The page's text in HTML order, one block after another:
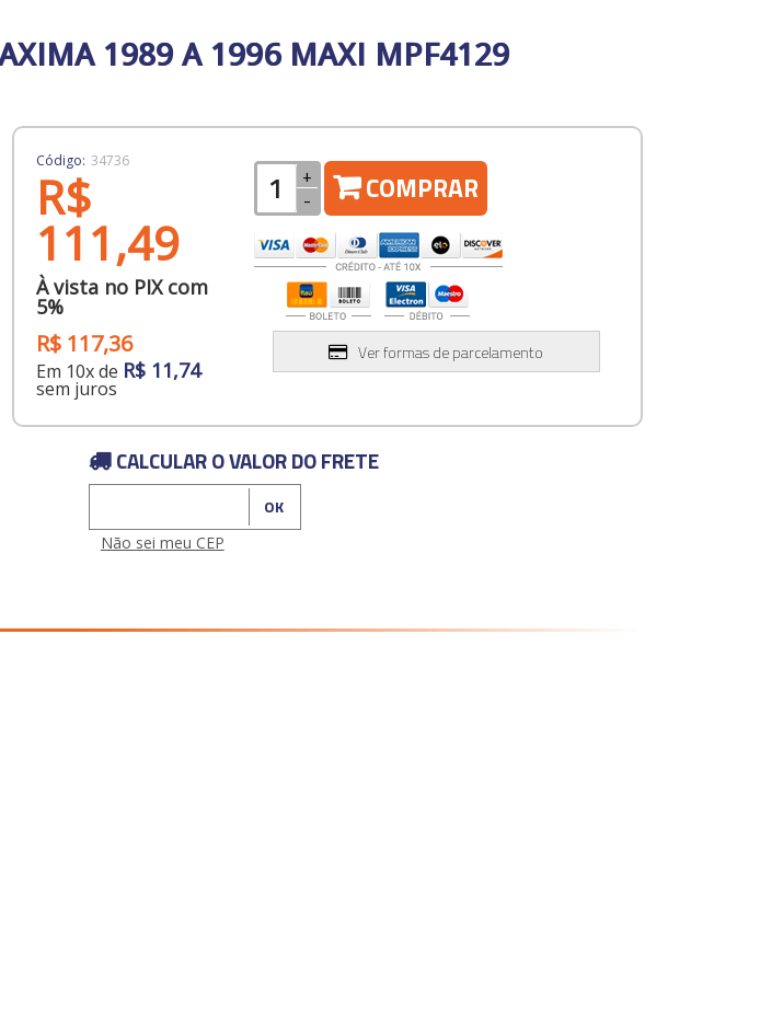
1989 A 1996 MAXI MPF4129
Código: 34736
R$
111,49
À vista no PIX com
5%
R$ 117,36
Em 10x de R$ 11,74
sem juros
+
-
COMPRAR
Ver formas de parcelamento
CALCULAR O VALOR DO FRETE
Não sei meu CEP